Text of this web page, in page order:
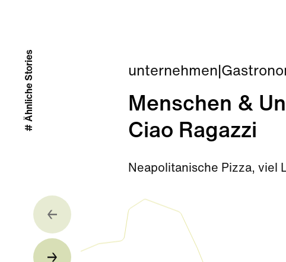
unternehmen
Menschen &
Ciao Ragazzi
Neapolitanische Pizza, viel
# Ähnliche Stories